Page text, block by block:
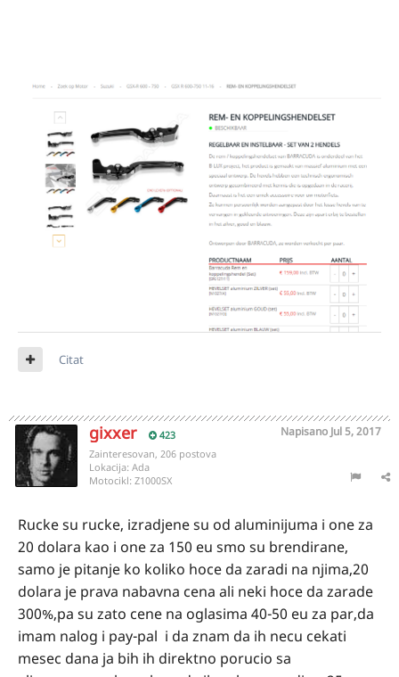
Citat
gixxer 423 Napisano Jul 5, 2017
Zainteresovan, 206 postova
Lokacija: Ada
Motocikl: Z1000SX
Rucke su rucke, izradjene su od aluminijuma i one za
20 dolara kao i one za 150 eu smo su brendirane,
samo je pitanje ko koliko hoce da zaradi na njima,20
dolara je prava nabavna cena ali neki hoce da zarade
300%,pa su zato cene na oglasima 40-50 eu za par,da
imam nalog i pay-pal i da znam da ih necu cekati
mesec dana ja bih ih direktno porucio sa